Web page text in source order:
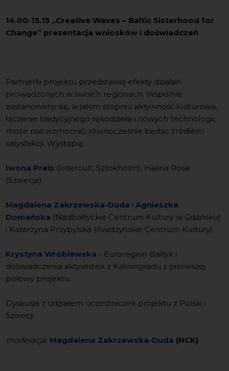
14.00-15.15 „Creative Waves – Baltic Sisterhood for
Change” prezentacja wniosków i doświadczeń
Partnerki projektu przedstawią efekty działań
prowadzonych w swoich regionach. Wspólnie
zastanowimy się, w jakim stopniu aktywność kulturowa,
łączenie tradycyjnego rękodzieła i nowych technologii,
może nas wzmocnić, równocześnie będąc źródłem
satysfakcji. Wystąpią:
Iwona Preis (Intercult, Sztokholm), Halina Rosa
(Szwecja)
Magdalena Zakrzewska-Duda iAgnieszka
Domańska (Nadbałtyckie Centrum Kultury w Gdańsku)
i Katarzyna Przybylska (Kwidzyńskie Centrum Kultury)
Krystyna Wróblewska - Euroregion Bałtyk i
doświadczenia aktywistek z Kaliningradu z pierwszej
połowy projektu
Dyskusja z udziałem uczestniczek projektu z Polski i
Szwecji
moderacja: Magdalena Zakrzewska-Duda (NCK)